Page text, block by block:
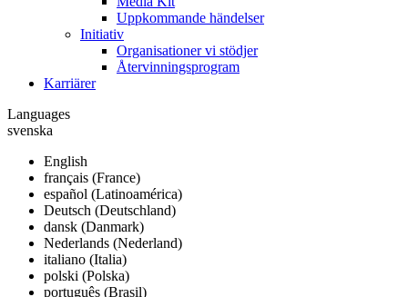
Uppkommande händelser
Initiativ
Organisationer vi stödjer
Återvinningsprogram
Karriärer
Languages
svenska
English
français (France)
español (Latinoamérica)
Deutsch (Deutschland)
dansk (Danmark)
Nederlands (Nederland)
italiano (Italia)
polski (Polska)
português (Brasil)